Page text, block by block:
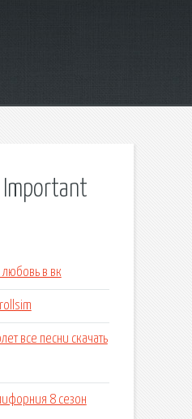
любовь в вк
все песни скачать
8 сезон